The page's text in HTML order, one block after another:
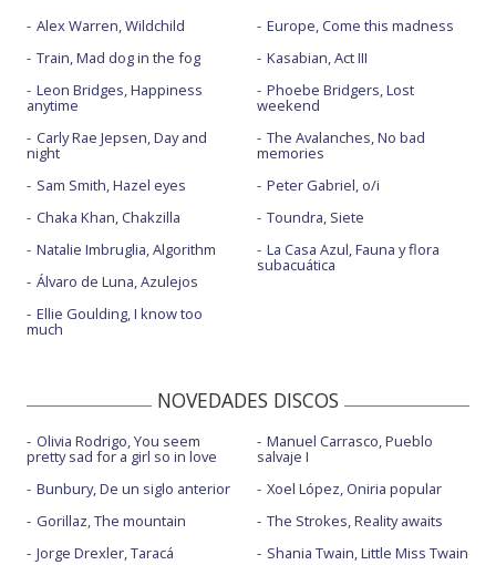
Alex Warren, Wildchild
Train, Mad dog in the fog
Leon Bridges, Happiness
anytime
Carly Rae Jepsen, Day and
night
Sam Smith, Hazel eyes
Chaka Khan, Chakzilla
Natalie Imbruglia, Algorithm
Álvaro de Luna, Azulejos
Ellie Goulding, I know too
much
Europe, Come this madness
Kasabian, Act III
Phoebe Bridgers, Lost
weekend
The Avalanches, No bad
memories
Peter Gabriel, o/i
Toundra, Siete
La Casa Azul, Fauna y flora
subacuática
NOVEDADES DISCOS
Olivia Rodrigo, You seem
pretty sad for a girl so in love
Bunbury, De un siglo anterior
Gorillaz, The mountain
Jorge Drexler, Taracá
Manuel Carrasco, Pueblo
salvaje I
Xoel López, Oniria popular
The Strokes, Reality awaits
Shania Twain, Little Miss Twain